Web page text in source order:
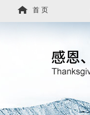
首 页